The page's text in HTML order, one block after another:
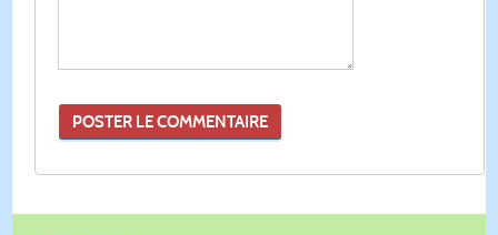
POSTER LE COMMENTAIRE